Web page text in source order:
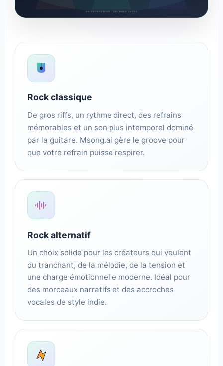
UN GÉNÉRATEUR · SIX ROCK LANES
Rock classique
De gros riffs, un rythme direct, des refrains
mémorables et un son plus intemporel dominé
par la guitare. Msong.ai gère le groove pour
que votre refrain puisse respirer.
Rock alternatif
Un choix solide pour les créateurs qui veulent
du tranchant, de la mélodie, de la tension et
une charge émotionnelle moderne. Idéal pour
des morceaux narratifs et des accroches
vocales de style indie.